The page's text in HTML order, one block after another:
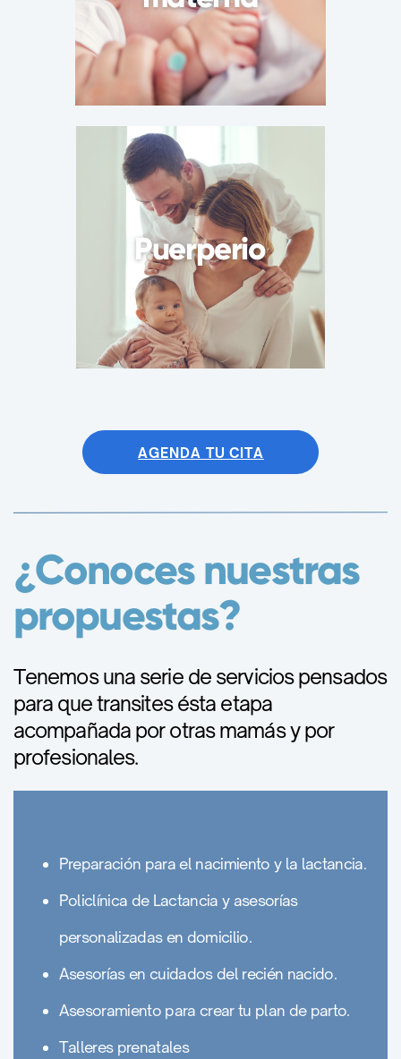
Puerperio
AGENDA TU CITA
¿Conoces nuestras
propuestas?
Tenemos una serie de servicios pensados
para que transites ésta etapa
acompañada por otras mamás y por
profesionales.
Preparación para el nacimiento y la lactancia.
Policlínica de Lactancia y asesorías
personalizadas en domicilio.
Asesorías en cuidados del recién nacido.
Asesoramiento para crear tu plan de parto.
Talleres prenatales